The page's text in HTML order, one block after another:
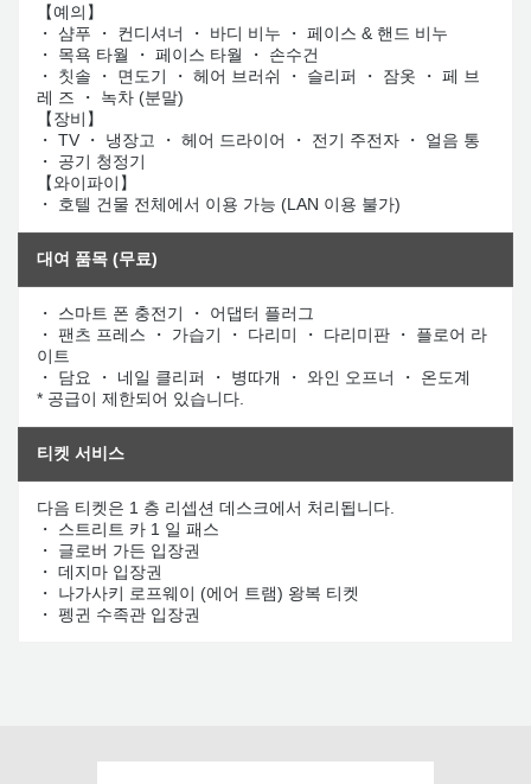
【예의】
・ 샴푸 ・ 컨디셔너 ・ 바디 비누 ・ 페이스 & 핸드 비누
・ 목욕 타월 ・ 페이스 타월 ・ 손수건
・ 칫솔 ・ 면도기 ・ 헤어 브러쉬 ・ 슬리퍼 ・ 잠옷 ・ 페 브
레 즈 ・ 녹차 (분말)
【장비】
・ TV ・ 냉장고 ・ 헤어 드라이어 ・ 전기 주전자 ・ 얼음 통
・ 공기 청정기
【와이파이】
・ 호텔 건물 전체에서 이용 가능 (LAN 이용 불가)
대여 품목 (무료)
・ 스마트 폰 충전기 ・ 어댑터 플러그
・ 팬츠 프레스 ・ 가습기 ・ 다리미 ・ 다리미판 ・ 플로어 라
이트
・ 담요 ・ 네일 클리퍼 ・ 병따개 ・ 와인 오프너 ・ 온도계
* 공급이 제한되어 있습니다.
티켓 서비스
다음 티켓은 1 층 리셉션 데스크에서 처리됩니다.
・ 스트리트 카 1 일 패스
・ 글로버 가든 입장권
・ 데지마 입장권
・ 나가사키 로프웨이 (에어 트램) 왕복 티켓
・ 펭귄 수족관 입장권